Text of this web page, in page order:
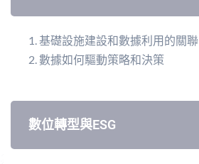
基礎設施建設和數據利用的關聯
數據如何驅動策略和決策
數位轉型與ESG